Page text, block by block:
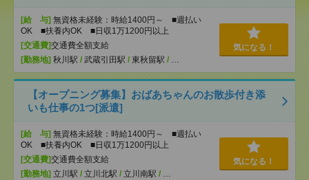
[給 与] 無資格未経験：時給1400円～ ■週払い
OK ■扶養内OK ■日収1万1200円以上
[交通費]交通費全額支給
[勤務地] 秋川駅 / 武蔵引田駅 / 東秋留駅 / …
気になる！
【オープニング募集】おばあちゃんのお散歩付き添
いも仕事の1つ[派遣]
[給 与] 無資格未経験：時給1400円～ ■週払い
OK ■扶養内OK ■日収1万1200円以上
[交通費]交通費全額支給
[勤務地] 立川駅 / 立川北駅 / 立川南駅 / …
気になる！